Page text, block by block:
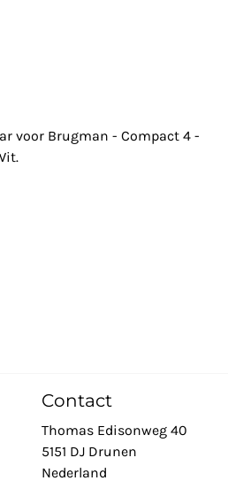
voor Brugman - Compact 4 -
Contact
Thomas Edisonweg 40
5151 DJ Drunen
Nederland